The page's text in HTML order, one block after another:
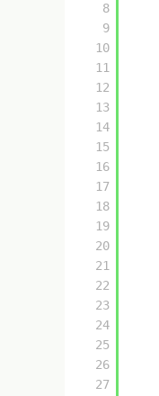
8
9
10
11
12
13
14
15
16
17
18
19
20
21
22
23
24
25
26
27